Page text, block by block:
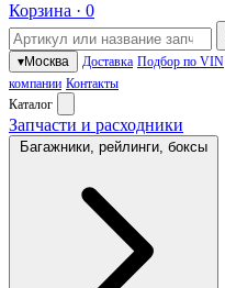
Корзина · 0
▾Москва Доставка Подбор по VIN
компании Контакты
Каталог
Запчасти и расходники
Багажники, рейлинги, боксы